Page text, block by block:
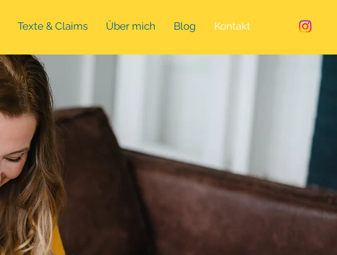
Texte & Claims Über mich Blog Kontakt